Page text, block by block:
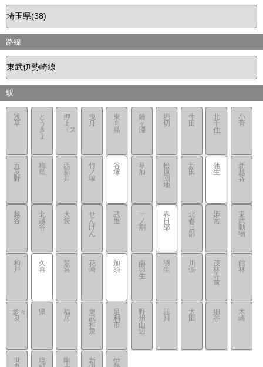
路線
駅
浅
草
と
う
き
ょ
押
上
〈ス
曳
舟
東
向
島
鐘
ヶ
淵
堀
切
牛
田
北
千
住
小
菅
五
反
野
梅
島
西
新
井
竹
ノ
塚
谷
塚
草
加
松
原
団
地
新
田
蒲
生
新
越
谷
越
谷
北
越
谷
大
袋
せ
ん
げ
ん
武
里
一
ノ
割
春
日
部
北
春
日
部
姫
宮
東
武
動
物
和
戸
久
喜
鷲
宮
花
崎
加
須
南
羽
生
羽
生
川
俣
茂
林
寺
前
館
林
多々
良
県
福
居
東
武
和
泉
足
利
市
野
州
山
辺
韮
川
太
田
細
谷
木
崎
世
境
剛
新
伊